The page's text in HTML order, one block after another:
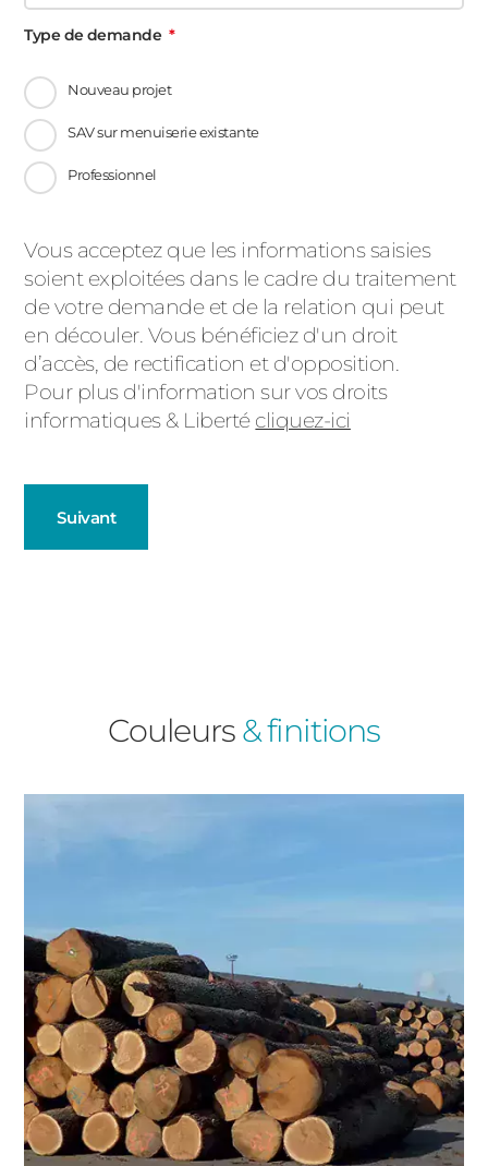
Type de demande
Nouveau projet
SAV sur menuiserie existante
Professionnel
Message
d'état
Vous acceptez que les informations saisies
soient exploitées dans le cadre du traitement
de votre demande et de la relation qui peut
en découler. Vous bénéficiez d'un droit
d’accès, de rectification et d'opposition.
Pour plus d'information sur vos droits
informatiques & Liberté cliquez-ici
Suivant
Autre
Vos disponibilités
Couleurs & finitions